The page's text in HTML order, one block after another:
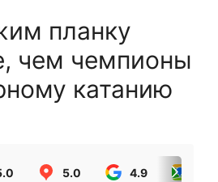
планку
чем чемпионы
катанию
5.0 4.9